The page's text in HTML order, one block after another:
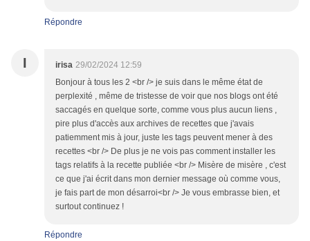
Répondre
I irisa 29/02/2024 12:59
Bonjour à tous les 2 <br /> je suis dans le même état de
perplexité , même de tristesse de voir que nos blogs ont été
saccagés en quelque sorte, comme vous plus aucun liens ,
pire plus d'accès aux archives de recettes que j'avais
patiemment mis à jour, juste les tags peuvent mener à des
recettes <br /> De plus je ne vois pas comment installer les
tags relatifs à la recette publiée <br /> Misère de misère , c'est
ce que j'ai écrit dans mon dernier message où comme vous,
je fais part de mon désarroi<br /> Je vous embrasse bien, et
surtout continuez !
Répondre